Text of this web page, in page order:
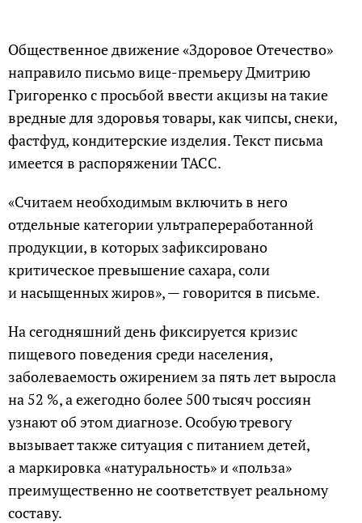
Общественное движение «Здоровое Отечество»
направило письмо вице-премьеру Дмитрию
Григоренко с просьбой ввести акцизы на такие
вредные для здоровья товары, как чипсы, снеки,
фастфуд, кондитерские изделия. Текст письма
имеется в распоряжении ТАСС.
«Считаем необходимым включить в него
отдельные категории ультрапереработанной
продукции, в которых зафиксировано
критическое превышение сахара, соли
и насыщенных жиров», — говорится в письме.
На сегодняшний день фиксируется кризис
пищевого поведения среди населения,
заболеваемость ожирением за пять лет выросла
на 52 %, а ежегодно более 500 тысяч россиян
узнают об этом диагнозе. Особую тревогу
вызывает также ситуация с питанием детей,
а маркировка «натуральность» и «польза»
преимущественно не соответствует реальному
составу.